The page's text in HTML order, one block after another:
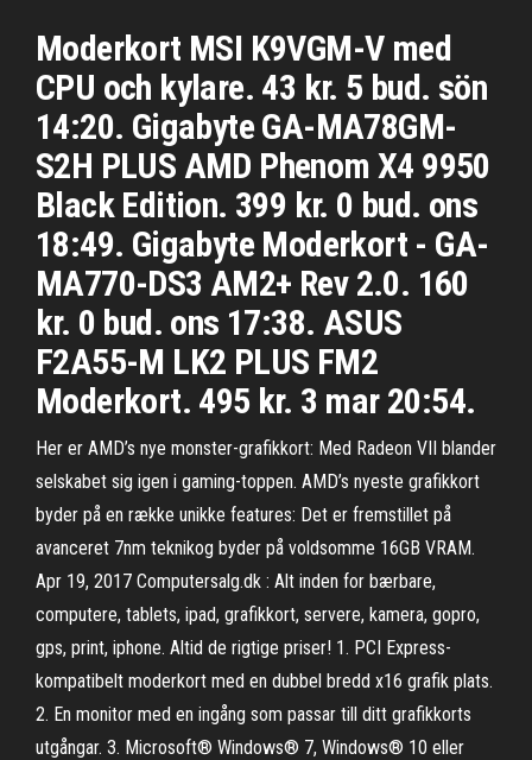
Moderkort MSI K9VGM-V med
CPU och kylare. 43 kr. 5 bud. sön
14:20. Gigabyte GA-MA78GM-
S2H PLUS AMD Phenom X4 9950
Black Edition. 399 kr. 0 bud. ons
18:49. Gigabyte Moderkort - GA-
MA770-DS3 AM2+ Rev 2.0. 160
kr. 0 bud. ons 17:38. ASUS
F2A55-M LK2 PLUS FM2
Moderkort. 495 kr. 3 mar 20:54.
Her er AMD’s nye monster-grafikkort: Med Radeon VII blander
selskabet sig igen i gaming-toppen. AMD’s nyeste grafikkort
byder på en række unikke features: Det er fremstillet på
avanceret 7nm teknikog byder på voldsomme 16GB VRAM.
Apr 19, 2017 Computersalg.dk : Alt inden for bærbare,
computere, tablets, ipad, grafikkort, servere, kamera, gopro,
gps, print, iphone. Altid de rigtige priser! 1. PCI Express-
kompatibelt moderkort med en dubbel bredd x16 grafik plats.
2. En monitor med en ingång som passar till ditt grafikkorts
utgångar. 3. Microsoft® Windows® 7, Windows® 10 eller